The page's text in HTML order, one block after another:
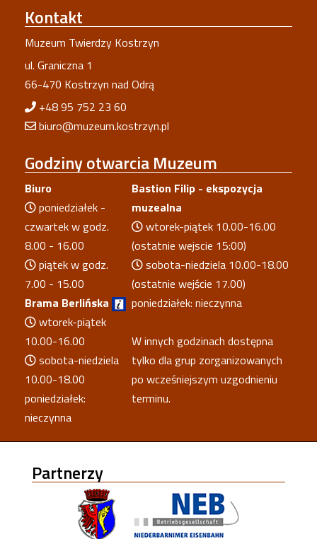
Kontakt
Muzeum Twierdzy Kostrzyn
ul. Graniczna 1
66-470 Kostrzyn nad Odrą
+48 95 752 23 60
biuro@muzeum.kostrzyn.pl
Godzinyotwarcia Muzeum
Biuro
poniedziałek -
czwartek w godz.
8.00 - 16.00
piątek w godz.
7.00 - 15.00
Brama Berlińska
wtorek-piątek
10.00-16.00
sobota-niedziela
10.00-18.00
poniedziałek:
nieczynna
Bastion Filip - ekspozycja
muzealna
wtorek-piątek 10.00-16.00
(ostatnie wejscie 15:00)
sobota-niedziela 10.00-18.00
(ostatnie wejście 17.00)
poniedziałek: nieczynna
W innych godzinach dostępna
tylko dla grup zorganizowanych
po wcześniejszym uzgodnieniu
terminu.
Partnerzy